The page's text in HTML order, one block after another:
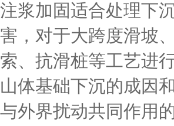
注浆加固适合处理下
害，对于大跨度滑坡
索、抗滑桩等工艺进
山体基础下沉的成因
与外界扰动共同作用